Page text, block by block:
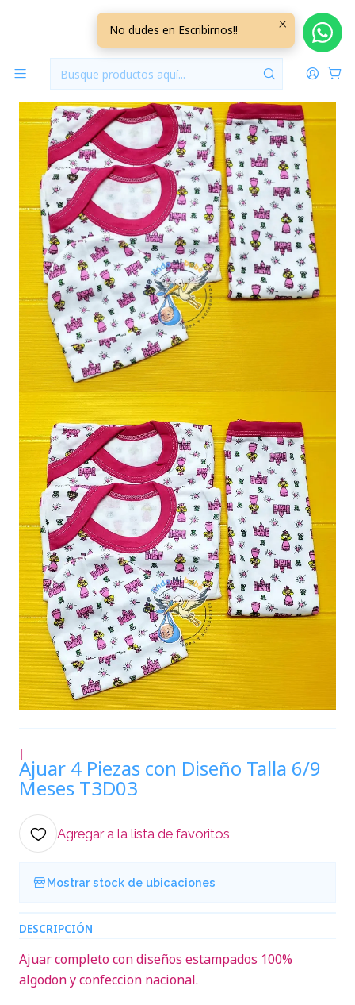
Inicio Ajuares
Ajuar 4 Piezas con Diseño Talla 6/9 Meses T3D03
|
Ajuar 4 Piezas con Diseño Talla 6/9
Meses T3D03
Agregar a la lista de favoritos
Mostrar stock de ubicaciones
DESCRIPCIÓN
Ajuar completo con diseños estampados 100%
algodon y confeccion nacional.
No dudes en Escribirnos!!